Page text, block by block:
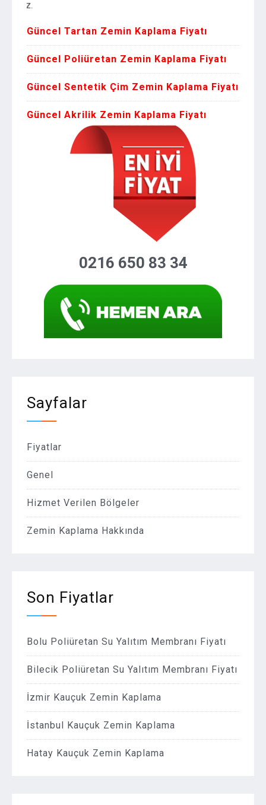
Güncel Tartan Zemin Kaplama Fiyatı
Güncel Poliüretan Zemin Kaplama Fiyatı
Güncel Sentetik Çim Zemin Kaplama Fiyatı
Güncel Akrilik Zemin Kaplama Fiyatı
0216 650 83 34
Sayfalar
Fiyatlar
Genel
Hizmet Verilen Bölgeler
Zemin Kaplama Hakkında
Son Fiyatlar
Bolu Poliüretan Su Yalıtım Membranı Fiyatı
Bilecik Poliüretan Su Yalıtım Membranı Fiyatı
İzmir Kauçuk Zemin Kaplama
İstanbul Kauçuk Zemin Kaplama
Hatay Kauçuk Zemin Kaplama